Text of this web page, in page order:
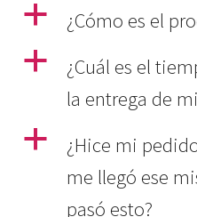
a
¿Cómo es el
a
¿Cuál es el
la entrega de
a
¿Hice mi
me llegó ese
pasó esto?